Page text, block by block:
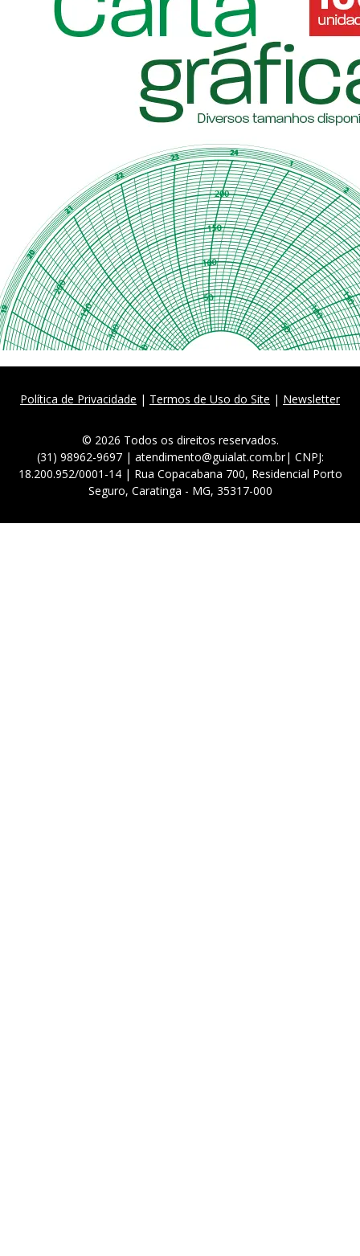
Política de Privacidade | Termos de Uso do Site | Newsletter
© 2026 Todos os direitos reservados.
(31) 98962-9697 | atendimento@guialat.com.br| CNPJ:
18.200.952/0001-14 | Rua Copacabana 700, Residencial Porto
Seguro, Caratinga - MG, 35317-000